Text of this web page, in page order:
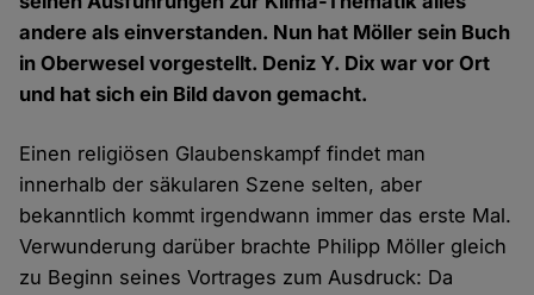
andere als einverstanden. Nun hat Möller sein Buch
in Oberwesel vorgestellt. Deniz Y. Dix war vor Ort
und hat sich ein Bild davon gemacht.
Einen religiösen Glaubenskampf findet man
innerhalb der säkularen Szene selten, aber
bekanntlich kommt irgendwann immer das erste Mal.
Verwunderung darüber brachte Philipp Möller gleich
zu Beginn seines Vortrages zum Ausdruck: Da